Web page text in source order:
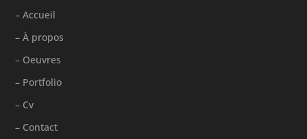
– Accueil
– À propos
– Oeuvres
– Portfolio
– Cv
– Contact